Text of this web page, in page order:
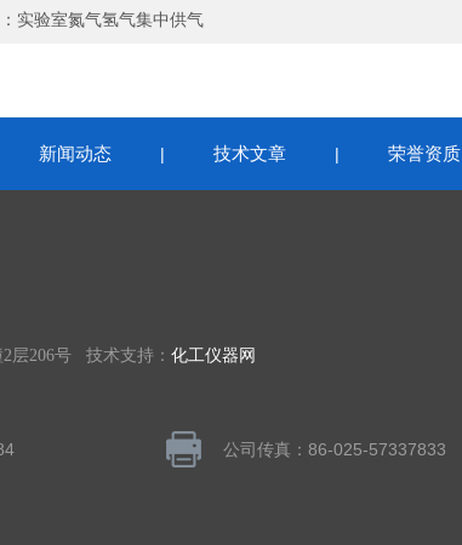
实验室氮气氢气集中供气
新闻动态 | 技术文章 | 荣誉资质
层206号 技术支持： 化工仪器网
公司传真：86-025-57337833